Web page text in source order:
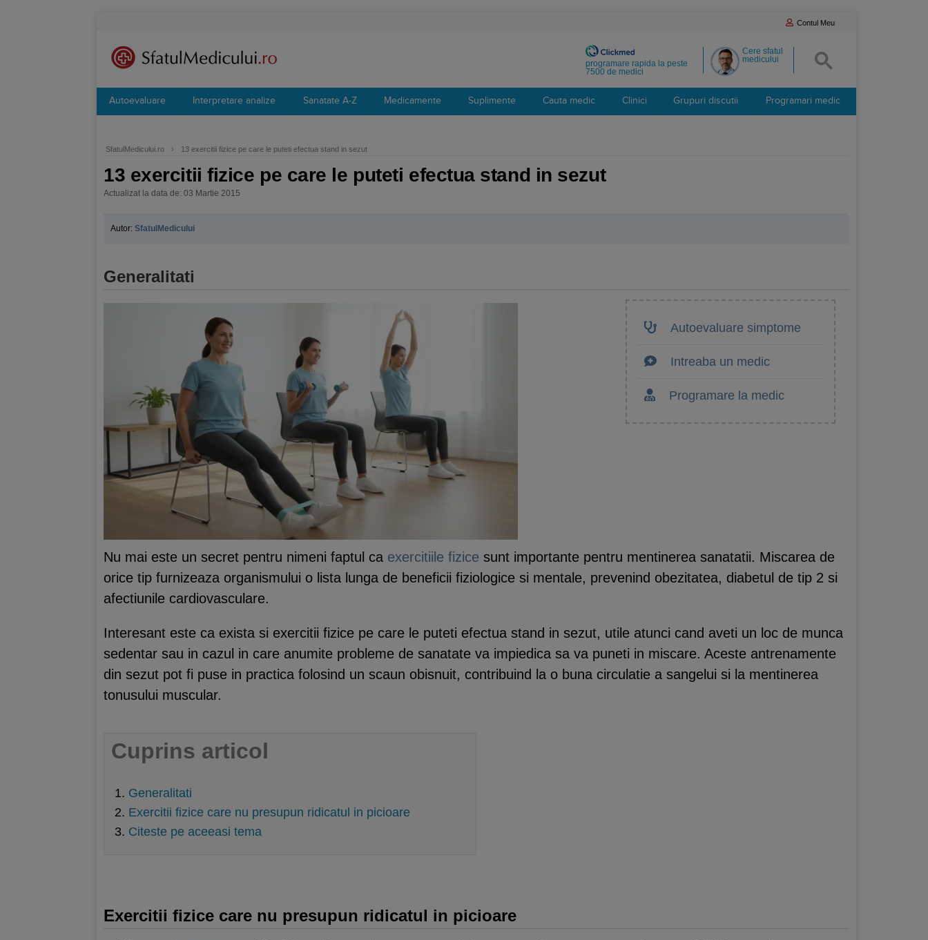
Contul Meu
Cere sfatul
medicului
programare rapida la peste
7500 de medici
Autoevaluare Interpretare analize Sanatate A-Z Medicamente Suplimente Cauta medic Clinici Grupuri discutii Programari medic
SfatulMedicului.ro › 13 exercitii fizice pe care le puteti efectua stand in sezut
13 exercitii fizice pe care le puteti efectua stand in sezut
Actualizat la data de: 03 Martie 2015
Autor: SfatulMedicului
Generalitati
Autoevaluare simptome
Intreaba un medic
Programare la medic
Nu mai este un secret pentru nimeni faptul ca exercitiile fizice sunt importante pentru mentinerea sanatatii. Miscarea de
orice tip furnizeaza organismului o lista lunga de beneficii fiziologice si mentale, prevenind obezitatea, diabetul de tip 2 si
afectiunile cardiovasculare.
Interesant este ca exista si exercitii fizice pe care le puteti efectua stand in sezut, utile atunci cand aveti un loc de munca
sedentar sau in cazul in care anumite probleme de sanatate va impiedica sa va puneti in miscare. Aceste antrenamente
din sezut pot fi puse in practica folosind un scaun obisnuit, contribuind la o buna circulatie a sangelui si la mentinerea
tonusului muscular.
Cuprins articol
Generalitati
Exercitii fizice care nu presupun ridicatul in picioare
Citeste pe aceeasi tema
Exercitii fizice care nu presupun ridicatul in picioare